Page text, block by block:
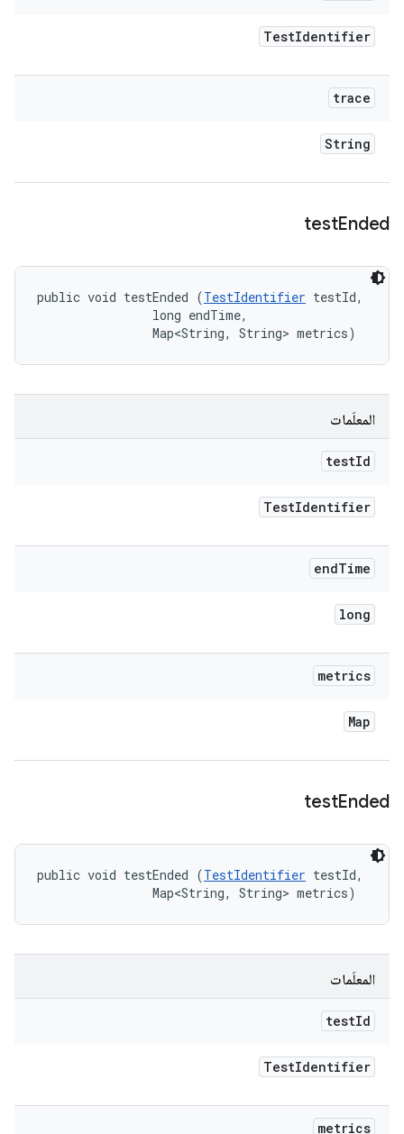
TestIdentifier
trace
String
testEnded
public void testEnded (TestIdentifier testId,
                long endTime,
                Map<String, String> metrics)
المعلَمات
testId
TestIdentifier
endTime
long
metrics
Map
testEnded
public void testEnded (TestIdentifier testId,
                Map<String, String> metrics)
المعلَمات
testId
TestIdentifier
metrics